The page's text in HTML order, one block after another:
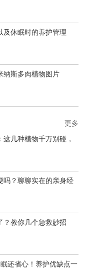
及休眠时的养护管理
纳斯多肉植物图片
几种植物千万别碰，
吗？聊聊实在的亲身经
？教你几个急救妙招
还省心！养护优缺点一
更多